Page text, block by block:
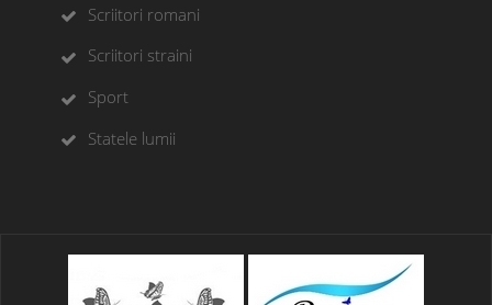
Scriitori romani
Scriitori straini
Sport
Statele lumii